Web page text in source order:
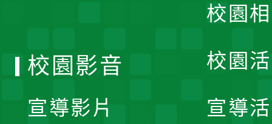
校園
校園
宣導
校園影音
宣導影片